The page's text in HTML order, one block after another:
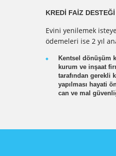
KREDİ FAİZ
Evini yenilemek
ödemeleri ise 2 yıl
Kentsel dönüşüm
kurum ve inşaat
tarafından gerekli
yapılması hayati
can ve mal